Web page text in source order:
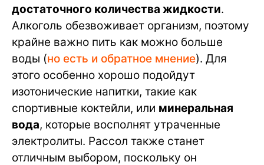
достаточного количества жидкости.
Алкоголь обезвоживает организм, поэтому
крайне важно пить как можно больше
воды (но есть и обратное мнение). Для
этого особенно хорошо подойдут
изотонические напитки, такие как
спортивные коктейли, или минеральная
вода, которые восполнят утраченные
электролиты. Рассол также станет
отличным выбором, поскольку он